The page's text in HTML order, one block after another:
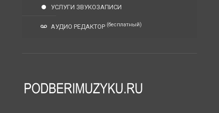
УСЛУГИ ЗВУКОЗАПИСИ
АУДИО РЕДАКТОР (бесплатный)